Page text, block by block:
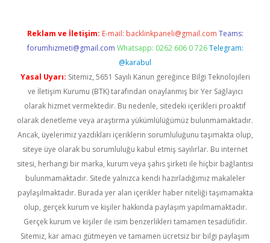
Reklam ve İletişim: E-mail: backlinkpaneli@gmail.com Teams:
forumhizmeti@gmail.com Whatsapp: 0262 606 0 726 Telegram:
@karabul
Yasal Uyarı: Sitemiz, 5651 Sayılı Kanun gereğince Bilgi Teknolojileri
ve İletişim Kurumu (BTK) tarafından onaylanmış bir Yer Sağlayıcı
olarak hizmet vermektedir. Bu nedenle, sitedeki içerikleri proaktif
olarak denetleme veya araştırma yükümlülüğümüz bulunmamaktadır.
Ancak, üyelerimiz yazdıkları içeriklerin sorumluluğunu taşımakta olup,
siteye üye olarak bu sorumluluğu kabul etmiş sayılırlar. Bu internet
sitesi, herhangi bir marka, kurum veya şahıs şirketi ile hiçbir bağlantısı
bulunmamaktadır. Sitede yalnızca kendi hazırladığımız makaleler
paylaşılmaktadır. Burada yer alan içerikler haber niteliği taşımamakta
olup, gerçek kurum ve kişiler hakkında paylaşım yapılmamaktadır.
Gerçek kurum ve kişiler ile isim benzerlikleri tamamen tesadüfidir.
Sitemiz, kar amacı gütmeyen ve tamamen ücretsiz bir bilgi paylaşım